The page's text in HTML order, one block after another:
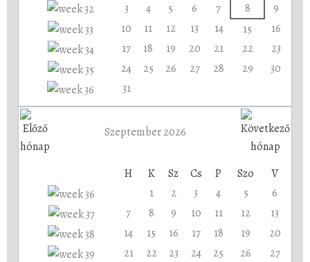
3
4 5 6 7 8
9
10
11 12 13 14 15
16
17
18 19 20 21 22
23
24
25 26 27 28 29
30
31
Szeptember 2026
H K Sz Cs P Szo
V
1
2 3 4 5
6
7
8 9 10 11 12
13
14
15 16 17 18 19
20
21
22 23 24 25 26
27